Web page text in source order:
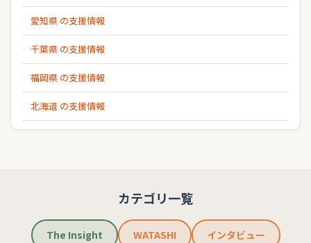
愛知県 の支援情報
千葉県 の支援情報
福岡県 の支援情報
北海道 の支援情報
カテゴリ一覧
The Insight WATASHI インタビュー